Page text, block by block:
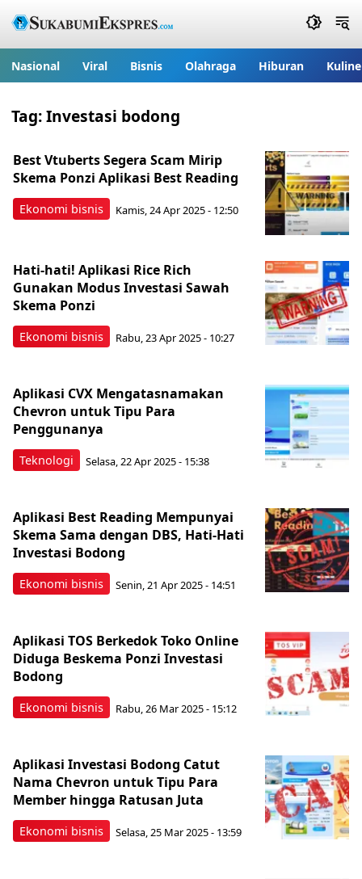
Nasional Viral Bisnis Olahraga Hiburan
Tag:Investasi bodong
Ekonomi bisnis
Best Vtuberts Segera Scam Mirip
Skema Ponzi Aplikasi Best Reading
Kamis, 24 Apr 2025 - 12:50
Ekonomi bisnis
Hati-hati! Aplikasi Rice Rich
Gunakan Modus Investasi Sawah
Skema Ponzi
Rabu, 23 Apr 2025 - 10:27
Teknologi
Aplikasi CVX Mengatasnamakan
Chevron untuk Tipu Para
Penggunanya
Selasa, 22 Apr 2025 - 15:38
Ekonomi bisnis
Aplikasi Best Reading Mempunyai
Skema Sama dengan DBS, Hati-Hati
Investasi Bodong
Senin, 21 Apr 2025 - 14:51
Ekonomi bisnis
Aplikasi TOS Berkedok Toko Online
Diduga Beskema Ponzi Investasi
Bodong
Rabu, 26 Mar 2025 - 15:12
Ekonomi bisnis
Aplikasi Investasi Bodong Catut
Nama Chevron untuk Tipu Para
Member hingga Ratusan Juta
Selasa, 25 Mar 2025 - 13:59